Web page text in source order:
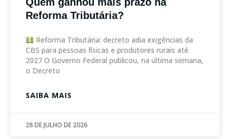
Reforma Tributária?
Reforma Tributária: decreto adia exigências da
CBS para pessoas físicas e produtores rurais até
2027 O Governo Federal publicou, na última semana,
o Decreto
SAIBA MAIS
28 DE JULHO DE 2026